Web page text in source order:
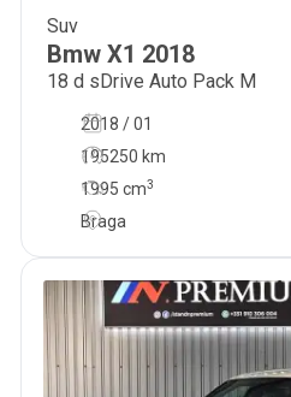
Suv
Bmw X1 2018
18 d sDrive Auto Pack M
2018 / 01
195250 km
1995 cm3
Braga